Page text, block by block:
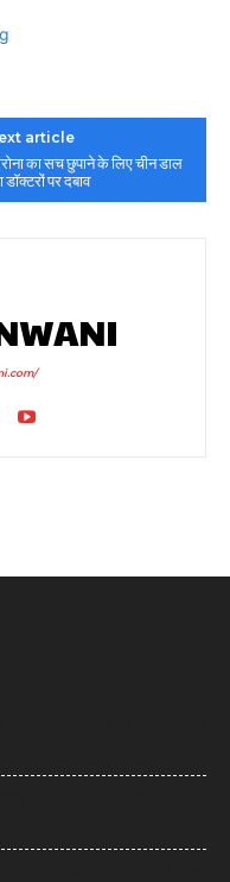
article
का सच छुपाने के लिए चीन डाल
डॉक्टरों पर दबाव